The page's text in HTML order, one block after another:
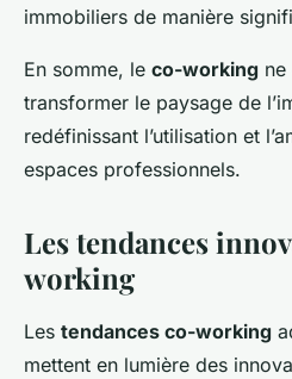
immobiliers de manière
En somme, le co-working ne
transformer le paysage de
redéfinissant l’utilisation et
espaces professionnels.
Les tendances
working
Les tendances co-working
mettent en lumière des